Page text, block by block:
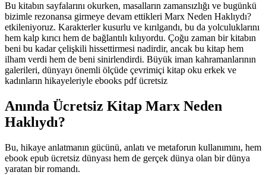
Bu kitabın sayfalarını okurken, masalların zamansızlığı ve bugünkü
bizimle rezonansa girmeye devam ettikleri Marx Neden Haklıydı?
etkileniyoruz. Karakterler kusurlu ve kırılgandı, bu da yolculuklarını
hem kalp kırıcı hem de bağlantılı kılıyordu. Çoğu zaman bir kitabın
beni bu kadar çelişkili hissettirmesi nadirdir, ancak bu kitap hem
ilham verdi hem de beni sinirlendirdi. Büyük iman kahramanlarının
galerileri, dünyayı önemli ölçüde çevrimiçi kitap oku erkek ve
kadınların hikayeleriyle ebooks pdf ücretsiz
Anında Ücretsiz Kitap Marx Neden
Haklıydı?
Bu, hikaye anlatmanın gücünü, anlatı ve metaforun kullanımını, hem
ebook epub ücretsiz dünyası hem de gerçek dünya olan bir dünya
yaratan bir romandı.